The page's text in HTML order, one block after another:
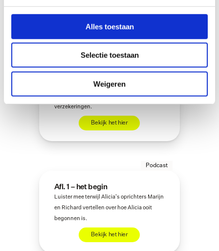
Alles toestaan
Selectie toestaan
Weigeren
Podcast
Afl. 2 – verzekeringen user-
Luister naar Marijn en Patrick, die ingaan op
het belang van gebruikersgemak bij
verzekeringen.
Bekijk het hier
Podcast
Afl. 1 – het begin
Luister mee terwijl Alicia's oprichters Marijn
en Richard vertellen over hoe Alicia ooit
begonnen is.
Bekijk het hier